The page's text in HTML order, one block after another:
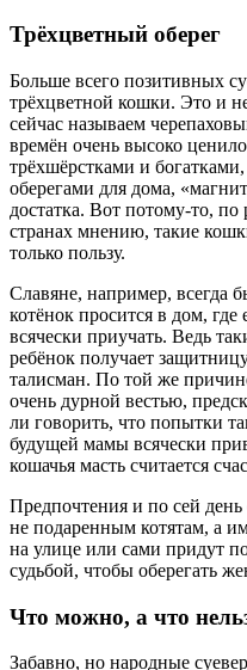
Трёхцветный оберег
Больше всего позитивных
трёхцветной кошки. Это и
сейчас называем
времён очень высоко
трёхшёрстками и
оберегами для дома,
достатка. Вот потому-то,
странах мнению, такие
только пользу.
Славяне, например, всегда
котёнок просится в дом, где
всячески приучать. Ведь
ребёнок получает
талисман. По той же
очень дурной вестью,
ли говорить, что попытки
будущей мамы всячески
кошачья масть считается
Предпочтения и по сей
не подаренным котятам, а
на улице или сами придут
судьбой, чтобы оберегать
Что можно, а что
Забавно, но народные